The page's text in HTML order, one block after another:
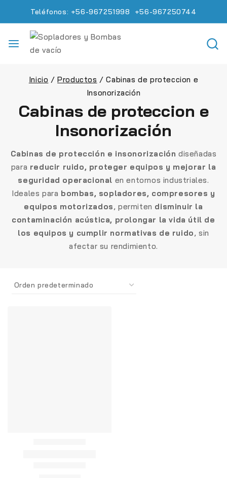
Teléfonos: +56-967251998 +56-967250744
Inicio / Productos / Cabinas de proteccion e
Insonorización
Cabinas de proteccion e
Insonorización
Cabinas de protección e insonorización diseñadas
para reducir ruido, proteger equipos y mejorar la
seguridad operacional en entornos industriales.
Ideales para bombas, sopladores, compresores y
equipos motorizados, permiten disminuir la
contaminación acústica, prolongar la vida útil de
los equipos y cumplir normativas de ruido, sin
afectar su rendimiento.